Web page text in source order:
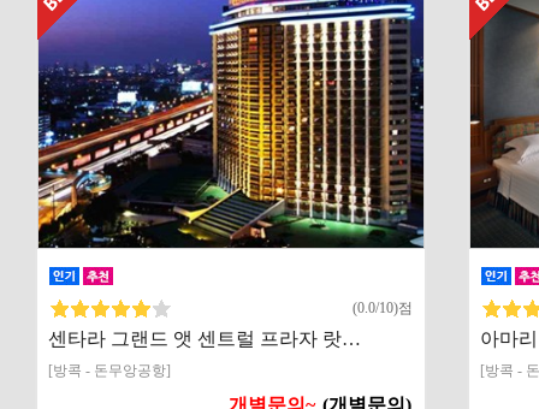
(0.0/10)점
센타라 그랜드 앳 센트럴 프라자 랏…
[방콕 - 돈무앙공항]
개별문의~ (개별문의)
아마
[방콕 -